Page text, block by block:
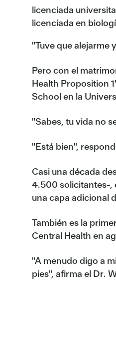
licenciada
licenciada en
"Tuve que alejarme
Pero con el
Health Proposition
School en la
"Sabes, tu vida no
"Está bien",
Casi una década
4.500 solicitantes-,
una capa adicional
También es la
Central Health en
"A menudo digo a
pies", afirma el Dr.